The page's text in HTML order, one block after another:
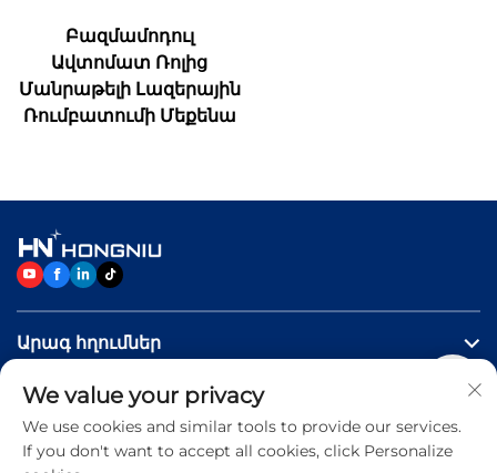
Բազմամոդուլ
Ավտոմատ Ռոլից
Մանրաթելի Լազերային
Ռումբատումի Մեքենա
Արագ հղումներ
ԱՊՐԱՆՔՆԵՐ
Կապվեք մեզ հետ
We value your privacy
We use cookies and similar tools to provide our services.
If you don't want to accept all cookies, click Personalize